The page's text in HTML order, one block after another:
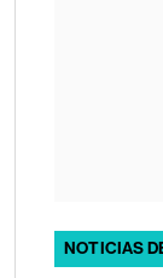
NOTICIAS